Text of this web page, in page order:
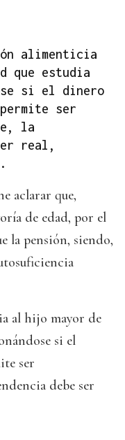
alimenticia
que estudia
si el dinero
ser
la
real,
aclarar que,
de edad, por el
la pensión, siendo,
al hijo mayor de
si el
ser
debe ser